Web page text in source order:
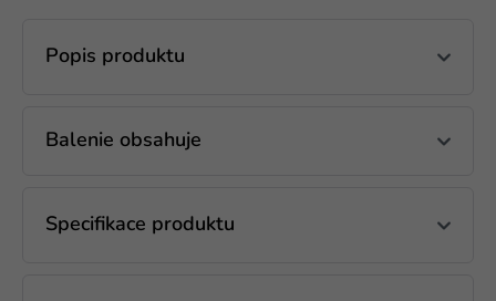
Popis produktu
Balenie obsahuje
Specifikace produktu